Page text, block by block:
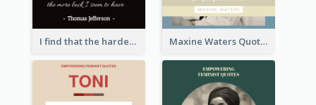
I find that the harder I work, the more luck I seem to have. - Thomas Jefferson Maxine Waters Quote